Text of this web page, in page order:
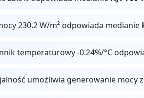
230.2 W/m² odpowiada medianie
temperaturowy -0.24%/°C
umożliwia generowanie mocy